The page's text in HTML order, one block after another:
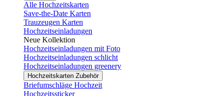
Alle Hochzeitskarten
Save-the-Date Karten
Trauzeugen Karten
Hochzeitseinladungen
Neue Kollektion
Hochzeitseinladungen mit Foto
Hochzeitseinladungen schlicht
Hochzeitseinladungen greenery
Hochzeitskarten Zubehör
Briefumschläge Hochzeit
Hochzeitssticker